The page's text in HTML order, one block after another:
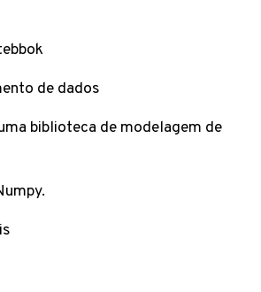
de dados
biblioteca de modelagem de